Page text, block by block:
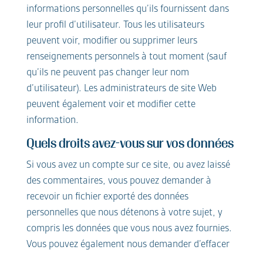
informations personnelles qu’ils fournissent dans
leur profil d’utilisateur. Tous les utilisateurs
peuvent voir, modifier ou supprimer leurs
renseignements personnels à tout moment (sauf
qu’ils ne peuvent pas changer leur nom
d’utilisateur). Les administrateurs de site Web
peuvent également voir et modifier cette
information.
Quels droits avez-vous sur vos données
Si vous avez un compte sur ce site, ou avez laissé
des commentaires, vous pouvez demander à
recevoir un fichier exporté des données
personnelles que nous détenons à votre sujet, y
compris les données que vous nous avez fournies.
Vous pouvez également nous demander d’effacer